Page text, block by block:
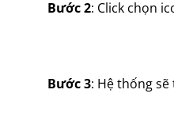
Bước 2: Click chọn
Bước 3: Hệ thống